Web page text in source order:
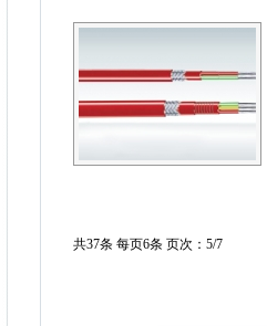
共37条 每页6条 页次：5/7